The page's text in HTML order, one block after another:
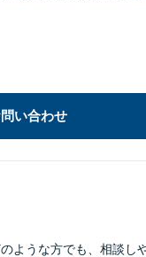
い合わせ
ような方でも、相談し